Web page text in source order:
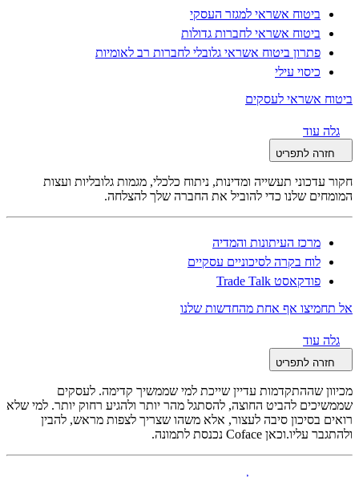
ביטוח אשראי למגזר העסקי
ביטוח אשראי לחברות גדולות
פתרון ביטוח אשראי גלובלי לחברות רב לאומיות
כיסוי עילי
ביטוח אשראי לעסקים
גלה עוד
חזרה לתפריט
חקור עדכוני תעשייה ומדינות, ניתוח כלכלי, מגמות גלובליות ועצות
המומחים שלנו כדי להוביל את החברה שלך להצלחה.
מרכז העיתונות והמדיה
לוח בקרה לסיכוניים עסקיים
פודקאסט Trade Talk
אל תחמיצו אף אחת מהחדשות שלנו
גלה עוד
חזרה לתפריט
מכיוון שההתקדמות עדיין שייכת למי שממשיך קדימה. לעסקים
שממשיכים להביט החוצה, להסתגל מהר יותר ולהגיע רחוק יותר. למי שלא
רואים בסיכון סיבה לעצור, אלא משהו שצריך לצפות מראש, להבין
ולהתגבר עליו.וכאן Coface נכנסת לתמונה.